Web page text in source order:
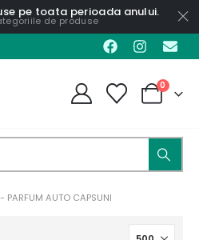
pe toata perioada anului.
de produse
0
PARFUM AUTO CAPSUNI